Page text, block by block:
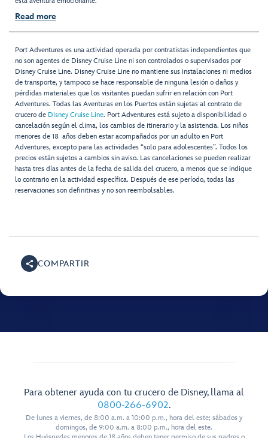
Read more
Port Adventures es una actividad operada por contratistas independientes que
no son agentes de Disney Cruise Line ni son controlados o supervisados por
Disney Cruise Line. Disney Cruise Line no mantiene sus instalaciones ni medios
de transporte, y tampoco se hace responsable de ninguna lesión o daños y
pérdidas materiales que los visitantes puedan sufrir en relación con Port
Adventures. Todas las Aventuras en los Puertos están sujetas al contrato de
crucero de Disney Cruise Line. Port Adventures está sujeto a disponibilidad o
cancelación según el clima, los cambios de itinerario y la asistencia. Los niños
menores de 18 años deben estar acompañados por un adulto en Port
Adventures, excepto para las actividades “solo para adolescentes”. Todos los
precios están sujetos a cambios sin aviso. Las cancelaciones se pueden realizar
hasta tres días antes de la fecha de salida del crucero, a menos que se indique
lo contrario en la actividad específica. Después de ese período, todas las
reservaciones son definitivas y no son reembolsables.
COMPARTIR
Para obtener ayuda con tu crucero de Disney, llama al
0800-266-6902.
De lunes a viernes, de 8:00 a.m. a 10:00 p.m., hora del este; sábados y
domingos, de 9:00 a.m. a 8:00 p.m., hora del este.